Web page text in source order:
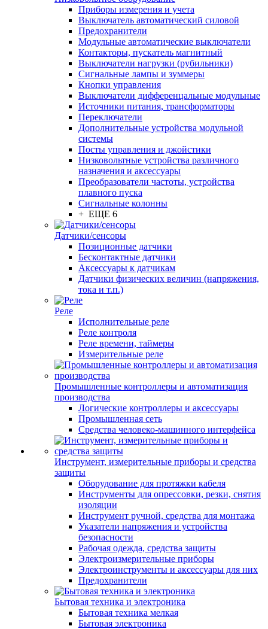
Приборы измерения и учета
Выключатель автоматический силовой
Предохранители
Модульные автоматические выключатели
Контакторы, пускатель магнитный
Выключатели нагрузки (рубильники)
Сигнальные лампы и зуммеры
Кнопки управления
Выключатели дифференцальные модульные
Источники питания, трансформаторы
Переключатели
Дополнительные устройства модульной
системы
Посты управления и джойстики
Низковольтные устройства различного
назначения и аксессуары
Преобразователи частоты, устройства
плавного пуска
Сигнальные колонны
+ ЕЩЕ 6
Датчики/сенсоры
Позиционные датчики
Бесконтактные датчики
Аксессуары к датчикам
Датчики физических величин (напряжения,
тока и т.п.)
Реле
Исполнительные реле
Реле контроля
Реле времени, таймеры
Измерительные реле
Промышленные контроллеры и автоматизация
производства
Логические контроллеры и аксессуары
Промышленная сеть
Средства человеко-машинного интерфейса
Инструмент, измерительные приборы и средства
защиты
Оборудование для протяжки кабеля
Инструменты для опрессовки, резки, снятия
изоляции
Инструмент ручной, средства для монтажа
Указатели напряжения и устройства
безопасности
Рабочая одежда, средства защиты
Электроизмерительные приборы
Электроинструменты и аксессуары для них
Предохранители
Бытовая техника и электроника
Бытовая техника мелкая
Бытовая электроника